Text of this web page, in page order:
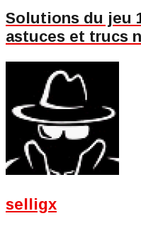
Solutions du jeu
astuces et trucs
selligx